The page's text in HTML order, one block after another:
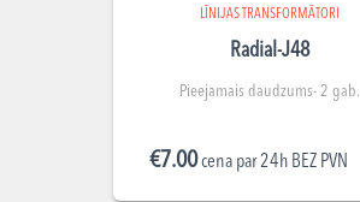
LĪNIJAS TRANSFORMĀTORI
Radial-J48
Pieejamais daudzums- 2 gab.
€7.00cena par 24h BEZ PVN